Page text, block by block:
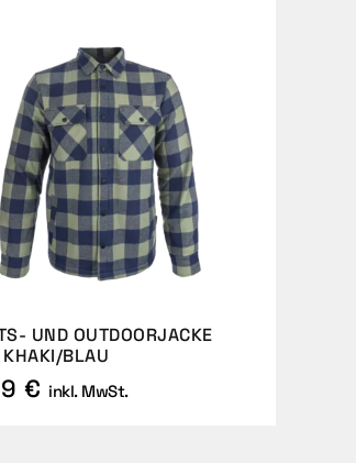
UND OUTDOORJACKE
KHAKI/BLAU
€ inkl. MwSt.